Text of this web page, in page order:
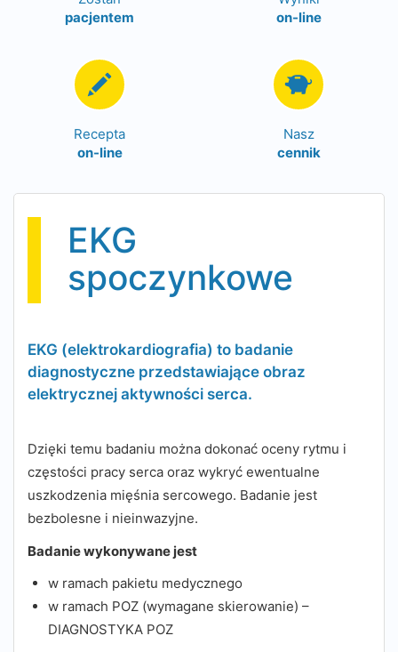
pacjentem
on-line
Recepta
on-line
Nasz
cennik
EKG
spoczynkowe
EKG (elektrokardiografia) to badanie
diagnostyczne przedstawiające obraz
elektrycznej aktywności serca.
Dzięki temu badaniu można dokonać oceny rytmu i
częstości pracy serca oraz wykryć ewentualne
uszkodzenia mięśnia sercowego. Badanie jest
bezbolesne i nieinwazyjne.
Badanie wykonywane jest
w ramach pakietu medycznego
w ramach POZ (wymagane skierowanie) –
DIAGNOSTYKA POZ